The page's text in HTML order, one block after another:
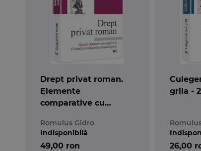
Drept privat roman.
Elemente
comparative cu
procesual civil roman
contemporan
Romulus Gidro
49,00 ron
Indisponibilă
grila -
26,00